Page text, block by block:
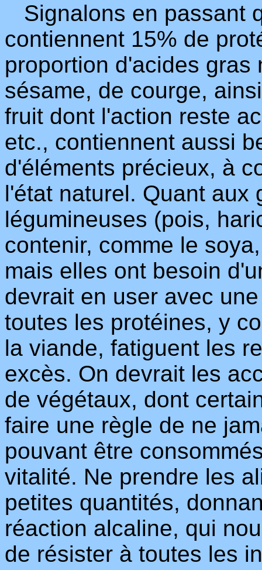
Signalons en passant
contiennent 15% de
proportion d'acides
sésame, de courge,
fruit dont l'action reste
etc., contiennent aussi
d'éléments précieux, à
l'état naturel. Quant aux
légumineuses (pois,
contenir, comme le
mais elles ont besoin
devrait en user avec
toutes les protéines, y
la viande, fatiguent les
excès. On devrait les
de végétaux, dont
faire une règle de ne
pouvant être
vitalité. Ne prendre les
petites quantités,
réaction alcaline, qui
de résister à toutes les